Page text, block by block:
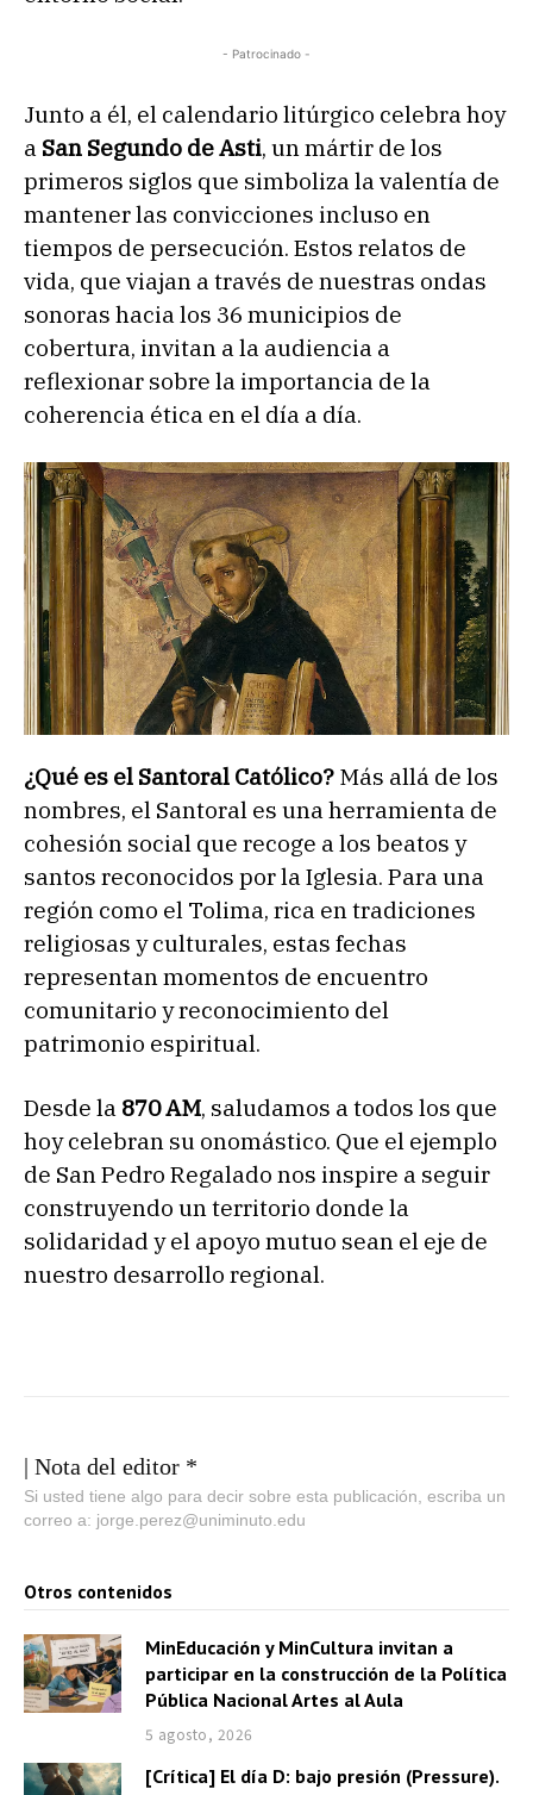
- Patrocinado -
Junto a él, el calendario litúrgico celebra hoy
a San Segundo de Asti, un mártir de los
primeros siglos que simboliza la valentía de
mantener las convicciones incluso en
tiempos de persecución. Estos relatos de
vida, que viajan a través de nuestras ondas
sonoras hacia los 36 municipios de
cobertura, invitan a la audiencia a
reflexionar sobre la importancia de la
coherencia ética en el día a día.
¿Qué es el Santoral Católico? Más allá de los
nombres, el Santoral es una herramienta de
cohesión social que recoge a los beatos y
santos reconocidos por la Iglesia. Para una
región como el Tolima, rica en tradiciones
religiosas y culturales, estas fechas
representan momentos de encuentro
comunitario y reconocimiento del
patrimonio espiritual.
Desde la 870 AM, saludamos a todos los que
hoy celebran su onomástico. Que el ejemplo
de San Pedro Regalado nos inspire a seguir
construyendo un territorio donde la
solidaridad y el apoyo mutuo sean el eje de
nuestro desarrollo regional.
| Nota del editor *
Si usted tiene algo para decir sobre esta publicación, escriba un
correo a: jorge.perez@uniminuto.edu
Otros contenidos
MinEducación y MinCultura invitan a
participar en la construcción de la Política
Pública Nacional Artes al Aula
5 agosto, 2026
[Crítica] El día D: bajo presión (Pressure).